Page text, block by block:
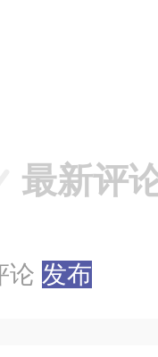
最新评
论 发布